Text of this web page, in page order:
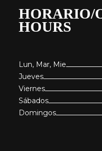
HORARIO/
HOURS
Lun, Mar, Mie
Jueves
Viernes
Sábados
Domingos